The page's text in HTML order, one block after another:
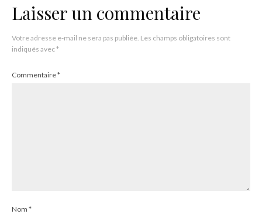
Laisser un commentaire
Votre adresse e-mail ne sera pas publiée. Les champs obligatoires sont
indiqués avec*
Commentaire*
Nom *